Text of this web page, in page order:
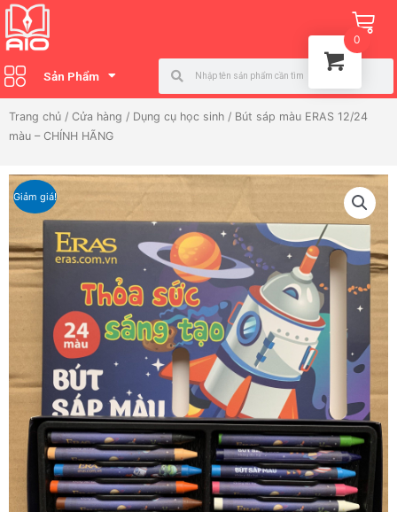
Nhảy
tới
nội
dung
Sản Phẩm
Search
Trang chủ / Cửa hàng / Dụng cụ học sinh / Bút sáp màu ERAS 12/24
màu – CHÍNH HÃNG
Giảm giá!
0